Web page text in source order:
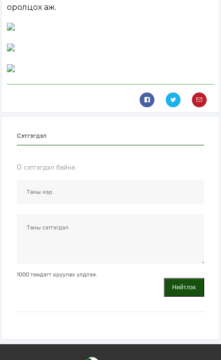
оролцох аж.
Сэтгэгдэл
0 сэтгэгдэл байна
1000 тэмдэгт оруулах үлдлээ.
Нийтлэх